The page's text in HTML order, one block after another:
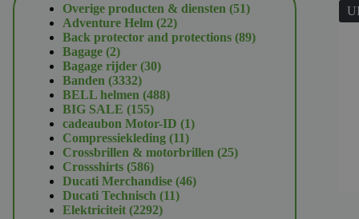
Overige producten & diensten 5151
Adventure Helm 2222
producten
Back protector and protections 8989
Bagage 22
producten
Bagage rijder 3030
Banden 33323332
producten
BELL helmen 488488
BIG SALE 155155
producten
cadeaubon Motor-ID 11
Compressiekleding 1111
producten
Crossbrillen & motorbrillen 2525
Crossshirts 586586
producten
Ducati Merchandise 4646
Ducati Technisch 1111
Elektriciteit 22922292